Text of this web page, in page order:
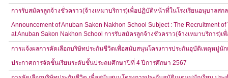
การรับสมัครลูกจ้างชั่วคราว(จ้างเหมาบริการ)เพื่อปฏิบัติหน้าที่ในโรงเรียนอนุบาลสก
Announcement of Anuban Sakon Nakhon School Subject : The Recruitment
at Anuban Sakon Nakhon School การรับสมัครลูกจ้างชั่วคราว(จ้างเหมาบริการ)
การแจ้งผลการคัดเลือกบริษัทประกันชีวิตเพื่อสนับสนุนโครงการประกันอุบัติเหตุหมู่นั
ประกาศการจัดชั้นเรียนระดับชั้นประถมศึกษาปีที่ 4 ปีการศึกษา 2567